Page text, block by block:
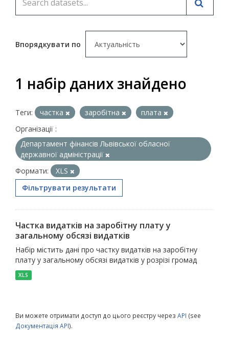
Впорядкувати по
1 набір даних знайдено
Теги: частка заробітна
плата
Організації :
Департамент фінансів Львівської обласної
державної адміністрації
Формати:
XLS
Фільтрувати результати
Частка видатків на заробітну плату у
загальному обсязі видатків
Набір містить дані про частку видатків на заробітну
плату у загальному обсязі видатків у розрізі громад
XLS
Ви можете отримати доступ до цього реєстру через API (see
Документація API).